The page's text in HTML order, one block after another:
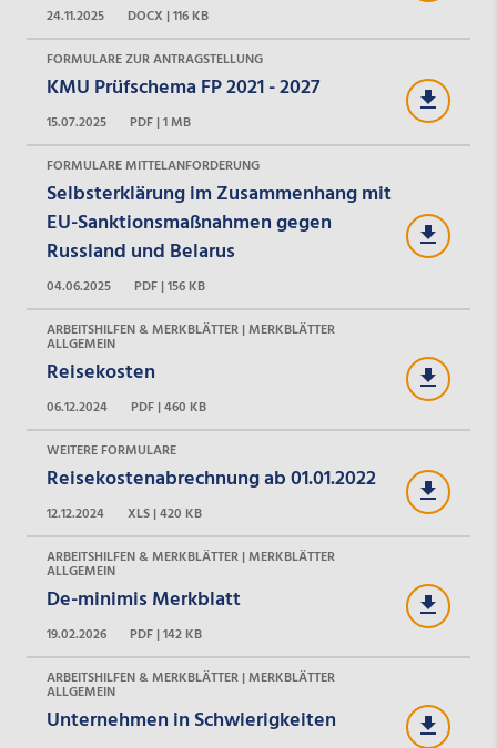
24.11.2025
DOCX | 116 KB
FORMULARE ZUR ANTRAGSTELLUNG
KMU Prüfschema FP 2021 - 2027
15.07.2025
PDF | 1 MB
FORMULARE MITTELANFORDERUNG
Selbsterklärung im Zusammenhang mit
EU-Sanktionsmaßnahmen gegen
Russland und Belarus
04.06.2025
PDF | 156 KB
ARBEITSHILFEN & MERKBLÄTTER | MERKBLÄTTER
ALLGEMEIN
Reisekosten
06.12.2024
PDF | 460 KB
WEITERE FORMULARE
Reisekostenabrechnung ab 01.01.2022
12.12.2024
XLS | 420 KB
ARBEITSHILFEN & MERKBLÄTTER | MERKBLÄTTER
ALLGEMEIN
De-minimis Merkblatt
19.02.2026
PDF | 142 KB
ARBEITSHILFEN & MERKBLÄTTER | MERKBLÄTTER
ALLGEMEIN
Unternehmen in Schwierigkeiten